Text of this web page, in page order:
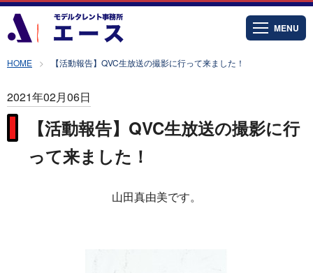
MENU
HOME 【活動報告】QVC生放送の撮影に行って来ました！
2021年02月06日
【活動報告】QVC生放送の撮影に行
って来ました！
山田真由美です。